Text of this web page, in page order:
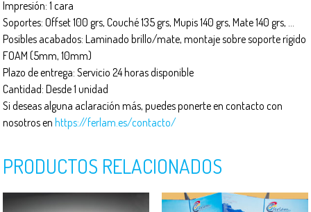
Impresión: 1 cara
Soportes: Offset 100 grs, Couché 135 grs, Mupis 140 grs, Mate 140 grs, …
Posibles acabados: Laminado brillo/mate, montaje sobre soporte rígido
FOAM (5mm, 10mm)
Plazo de entrega: Servicio 24 horas disponible
Cantidad: Desde 1 unidad
Si deseas alguna aclaración más, puedes ponerte en contacto con
nosotros enhttps://ferlam.es/contacto/
PRODUCTOS RELACIONADOS